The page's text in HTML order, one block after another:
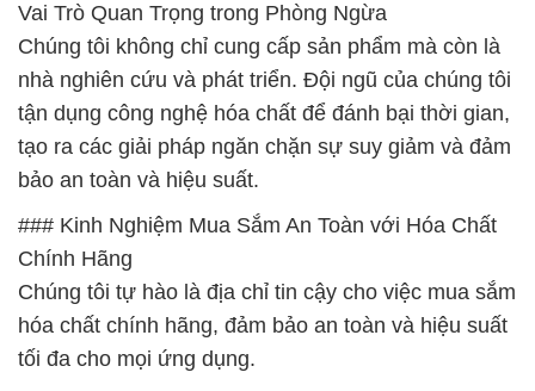
Vai Trò Quan Trọng trong Phòng Ngừa
Chúng tôi không chỉ cung cấp sản phẩm mà còn là
nhà nghiên cứu và phát triển. Đội ngũ của chúng tôi
tận dụng công nghệ hóa chất để đánh bại thời gian,
tạo ra các giải pháp ngăn chặn sự suy giảm và đảm
bảo an toàn và hiệu suất.
### Kinh Nghiệm Mua Sắm An Toàn với Hóa Chất
Chính Hãng
Chúng tôi tự hào là địa chỉ tin cậy cho việc mua sắm
hóa chất chính hãng, đảm bảo an toàn và hiệu suất
tối đa cho mọi ứng dụng.